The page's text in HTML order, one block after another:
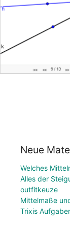
Neue
Welches
Alles der
outfitkeuze
Mittelmaße
Trixis